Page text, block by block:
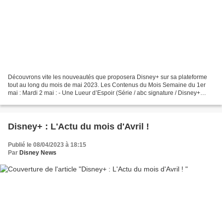
Découvrons vite les nouveautés que proposera Disney+ sur sa plateforme
tout au long du mois de mai 2023. Les Contenus du Mois Semaine du 1er
mai : Mardi 2 mai : - Une Lueur d’Espoir (Série / abc signature / Disney+
Disney+ : L'Actu du mois d'Avril !
Publié le 08/04/2023 à 18:15
Par Disney News